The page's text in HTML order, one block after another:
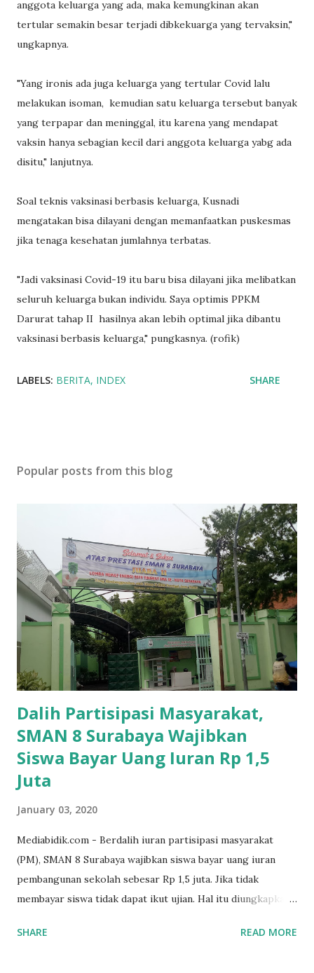
anggota keluarga yang ada, maka kemungkinan akan
tertular semakin besar terjadi dibkekuarga yang tervaksin,"
ungkapnya.
"Yang ironis ada juga keluarga yang tertular Covid lalu
melakukan isoman, kemudian satu keluarga tersebut banyak
yang terpapar dan meninggal, itu karena yang mendapat
vaksin hanya sebagian kecil dari anggota keluarga yabg ada
disitu," lanjutnya.
Soal teknis vaksinasi berbasis keluarga, Kusnadi
mengatakan bisa dilayani dengan memanfaatkan puskesmas
jika tenaga kesehatan jumlahnya terbatas.
"Jadi vaksinasi Covid-19 itu baru bisa dilayani jika melibatkan
seluruh keluarga bukan individu. Saya optimis PPKM
Darurat tahap II hasilnya akan lebih optimal jika dibantu
vaksinasi berbasis keluarga," pungkasnya. (rofik)
LABELS: BERITA INDEX SHARE
Popular posts from this blog
Dalih Partisipasi Masyarakat,
SMAN 8 Surabaya Wajibkan
Siswa Bayar Uang Iuran Rp 1,5
Juta
January 03, 2020
Mediabidik.com - Berdalih iuran partisipasi masyarakat
(PM), SMAN 8 Surabaya wajibkan siswa bayar uang iuran
pembangunan sekolah sebesar Rp 1,5 juta. Jika tidak
membayar siswa tidak dapat ikut ujian. Hal itu diungkapkan
SMAN 8 Jalan Iskandar Muda Surabaya mengatakan, ada
SHARE READ MORE